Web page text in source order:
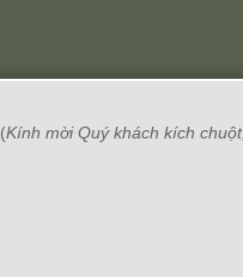
(Kính mời Quý khách kích